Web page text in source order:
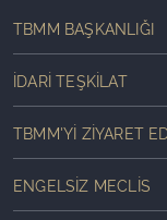
TBMM BAŞKANLIĞI
İDARI TEŞKILAT
TBMM'YI ZIYARET
ENGELSIZ MECLIS